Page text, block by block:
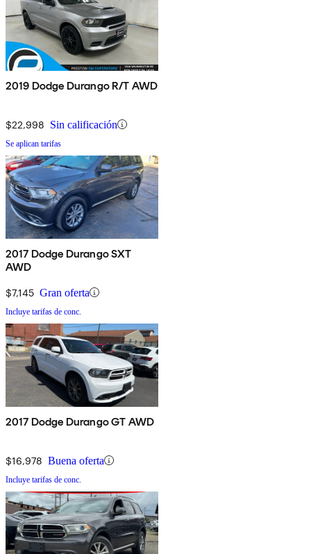
2019 Dodge Durango R/T AWD
$22,998 Sin calificación
Se aplican tarifas
2017 Dodge Durango SXT
AWD
$7,145 Gran oferta
Incluye tarifas de conc.
2017 Dodge Durango GT AWD
$16,978 Buena oferta
Incluye tarifas de conc.